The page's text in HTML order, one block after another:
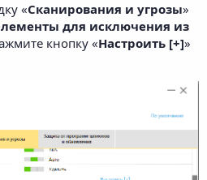
«Сканирования и угрозы»
для исключения из
кнопку «Настроить [+]»